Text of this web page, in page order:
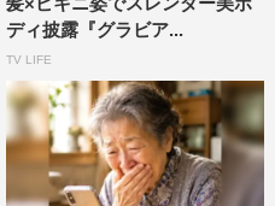
ディ披露『グラビア...
TV LIFE